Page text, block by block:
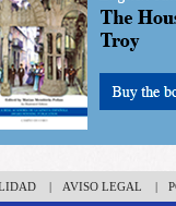
| AVISO LEGAL |